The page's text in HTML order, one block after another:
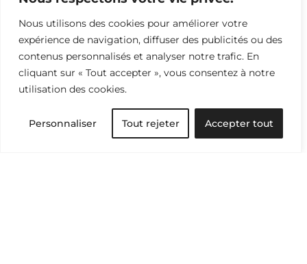
Nous utilisons des cookies pour améliorer votre
expérience de navigation, diffuser des publicités ou des
contenus personnalisés et analyser notre trafic. En
cliquant sur « Tout accepter », vous consentez à notre
utilisation des cookies.
Personnaliser Tout rejeter Accepter tout